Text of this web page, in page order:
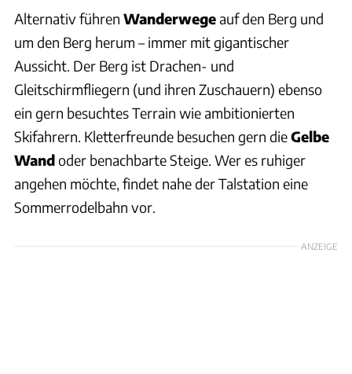
Alternativ führen Wanderwegeauf den Berg und
um den Berg herum – immer mit gigantischer
Aussicht. Der Berg ist Drachen- und
Gleitschirmfliegern (und ihren Zuschauern) ebenso
ein gern besuchtes Terrain wie ambitionierten
Skifahrern. Kletterfreunde besuchen gern dieGelbe
Wandoder benachbarte Steige. Wer es ruhiger
angehen möchte, findet nahe der Talstation eine
Sommerrodelbahn vor.
ANZEIGE